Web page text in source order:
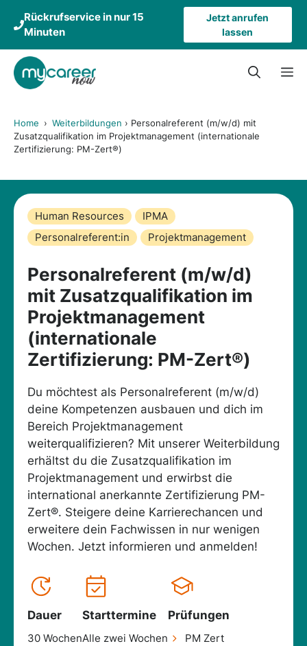
Inhalt
Rückrufservice in nur 15
Minuten
Jetzt anrufen
lassen
Home › Weiterbildungen › Personalreferent (m/w/d) mit
Zusatzqualifikation im Projektmanagement (internationale
Zertifizierung: PM-Zert®)
Human Resources
IPMA
Personalreferent:in
Projektmanagement
Personalreferent (m/w/d)
mit Zusatzqualifikation im
Projektmanagement
(internationale
Zertifizierung: PM-Zert®)
Du möchtest als Personalreferent (m/w/d)
deine Kompetenzen ausbauen und dich im
Bereich Projektmanagement
weiterqualifizieren? Mit unserer Weiterbildung
erhältst du die Zusatzqualifikation im
Projektmanagement und erwirbst die
international anerkannte Zertifizierung PM-
Zert®. Steigere deine Karrierechancen und
erweitere dein Fachwissen in nur wenigen
Wochen. Jetzt informieren und anmelden!
Dauer
30 Wochen
Starttermine
Alle zwei Wochen
Prüfungen
PM Zert